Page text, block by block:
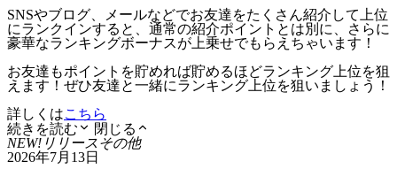
SNSやブログ、メールなどでお友達をたくさん紹介して上位
にランクインすると、通常の紹介ポイントとは別に、さらに
豪華なランキングボーナスが上乗せでもらえちゃいます！
お友達もポイントを貯めれば貯めるほどランキング上位を狙
えます！ぜひ友達と一緒にランキング上位を狙いましょう！
詳しくはこちら
続きを読む
閉じる
NEW! リリースその他
2026年7月13日